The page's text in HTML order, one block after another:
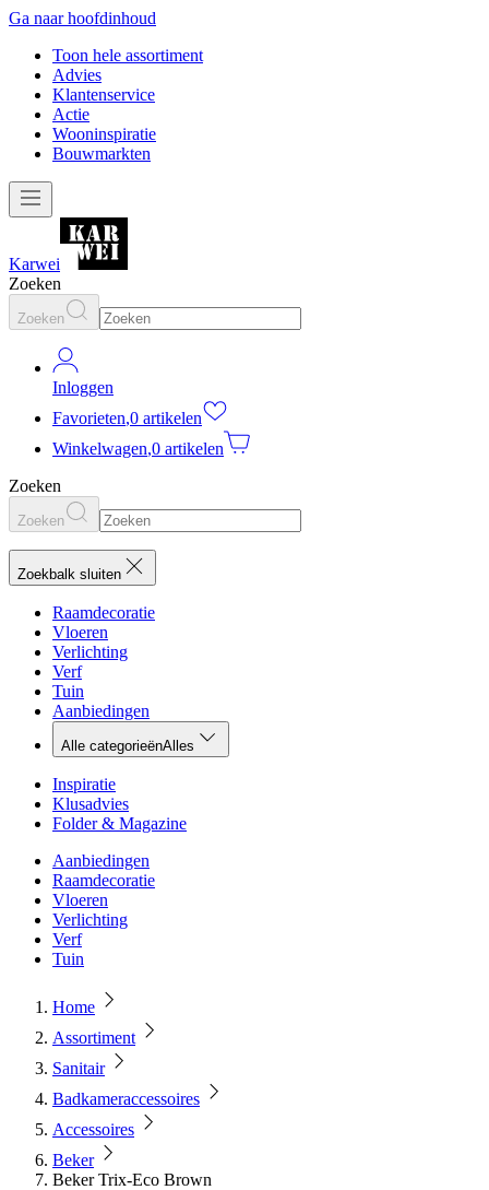
Ga naar hoofdinhoud
Toon hele assortiment
Advies
Klantenservice
Actie
Wooninspiratie
Bouwmarkten
Karwei
Zoeken
Zoeken
Inloggen
Favorieten,0 artikelen
Winkelwagen,0 artikelen
Zoeken
Zoeken
Zoekbalk sluiten
Raamdecoratie
Vloeren
Verlichting
Verf
Tuin
Aanbiedingen
Alle categorieënAlles
Inspiratie
Klusadvies
Folder & Magazine
Aanbiedingen
Raamdecoratie
Vloeren
Verlichting
Verf
Tuin
Home
Assortiment
Sanitair
Badkameraccessoires
Accessoires
Beker
Beker Trix-Eco Brown